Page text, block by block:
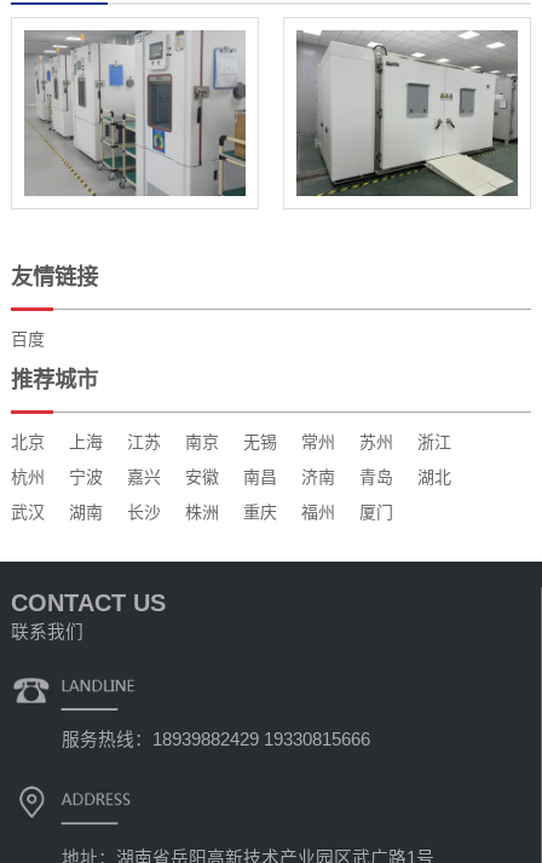
友情链接
百度
推荐城市
北京 上海 江苏 南京 无锡 常州 苏州
浙江
杭州
宁波 嘉兴 安徽 南昌 济南 青岛
湖北
武汉
湖南 长沙 株洲 重庆 福州 厦门
CONTACT US
联系我们
服务热线：18939882429 19330815666
地址：湖南省岳阳高新技术产业园区武广路1号